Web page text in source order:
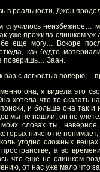
в реальности, Джон
неизбежное…
уже прожила слишком уж
еще могу… Вскоре
как будто
поверишь… Заан.
раз с лёгкостью поверю, –
она, я видела это
хотела что-то сказать
и больше она так и
мы не нашли, он не
словах ты,
ничего не
угодно сложных
а во
что еще не слишком
от нас уже мало что